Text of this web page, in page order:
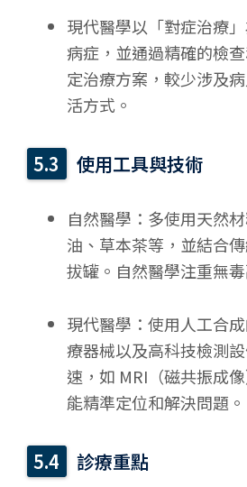
現代醫學以「對症治療
病症，並通過精確的檢
定治療方案，較少涉及
活方式。
使用工具與技術
自然醫學：多使用天然
油、草本茶等，並結合
拔罐。自然醫學注重無
現代醫學：使用人工合
療器械以及高科技檢測
速，如 MRI（磁共振成
能精準定位和解決問題。
診療重點